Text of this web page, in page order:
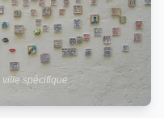
spécifique